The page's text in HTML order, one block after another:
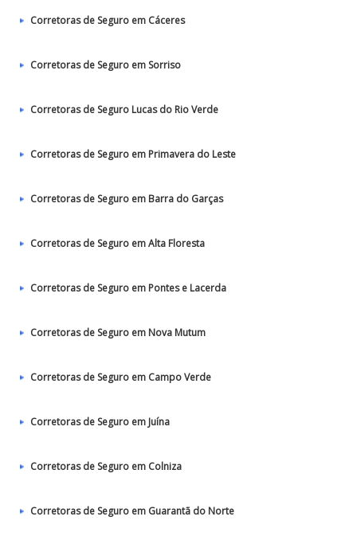
Corretoras de Seguro em Cáceres
Corretoras de Seguro em Sorriso
Corretoras de Seguro Lucas do Rio Verde
Corretoras de Seguro em Primavera do Leste
Corretoras de Seguro em Barra do Garças
Corretoras de Seguro em Alta Floresta
Corretoras de Seguro em Pontes e Lacerda
Corretoras de Seguro em Nova Mutum
Corretoras de Seguro em Campo Verde
Corretoras de Seguro em Juína
Corretoras de Seguro em Colniza
Corretoras de Seguro em Guarantã do Norte